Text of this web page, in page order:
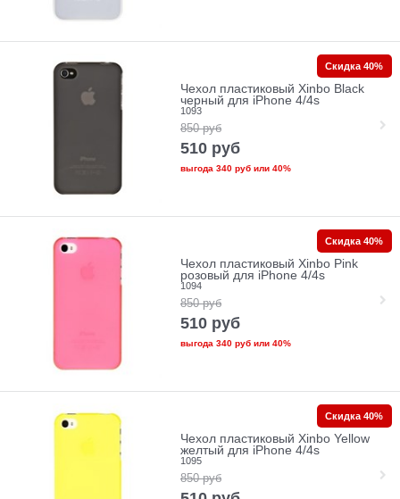
Чехол пластиковый Xinbo Black
черный для iPhone 4/4s
1093
850 руб
510 руб
выгода 340 рубили 40%
Скидка 40%
Чехол пластиковый Xinbo Pink
розовый для iPhone 4/4s
1094
850 руб
510 руб
выгода 340 рубили 40%
Скидка 40%
Чехол пластиковый Xinbo Yellow
желтый для iPhone 4/4s
1095
850 руб
Скидка 40%